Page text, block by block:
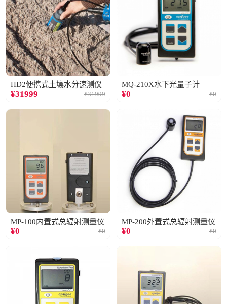
HD2便携式土壤水分速测仪
¥31999 ¥31999
MQ-210X水下光量子计
¥0 ¥0
MP-100内置式总辐射测量仪
¥0 ¥0
MP-200外置式总辐射测量仪
¥0 ¥0